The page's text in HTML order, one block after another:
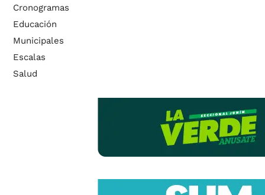
Cronogramas
Educación
Municipales
Escalas
Salud